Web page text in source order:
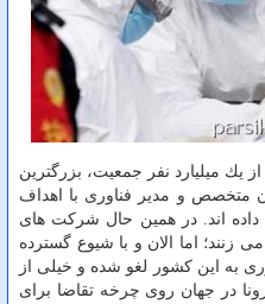
یك میلیارد نفر جمعیت، بزرگترین
متخصص و مدیر فناوری با اهداف
اند. در همین حال شركت های
زنند؛ اما الان و با شیوع گسترده
به این كشور لغو شده و خیلی از
در جهان روی چرخه تقاضا برای